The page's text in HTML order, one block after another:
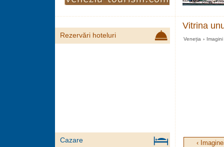
Vitrina
Veneția ›
‹
Rezervări hoteluri
Cazare